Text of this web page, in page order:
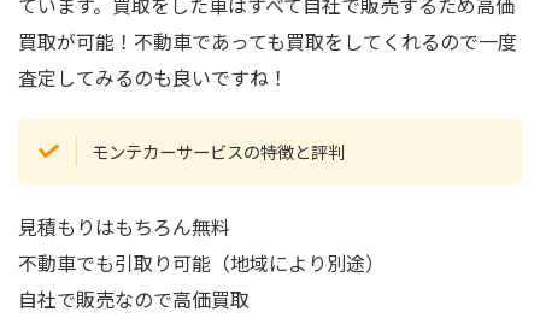
買取が可能！不動車であっても買取をしてくれるので一度
査定してみるのも良いですね！
モンテカーサービスの特徴と評判
見積もりはもちろん無料
不動車でも引取り可能（地域により別途）
自社で販売なので高価買取